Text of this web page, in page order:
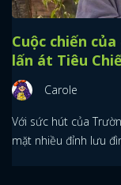
Cuộc chiến
lấn át Tiêu
Carole
Với sức hút của
mặt nhiều đỉnh lưu